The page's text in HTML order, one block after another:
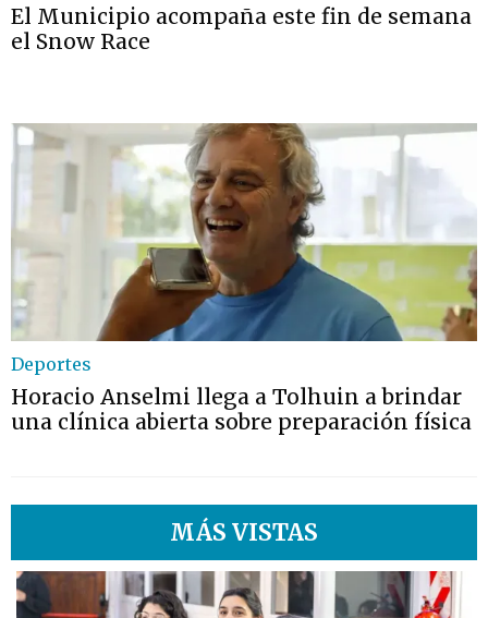
El Municipio acompaña este fin de semana
el Snow Race
Deportes
Horacio Anselmi llega a Tolhuin a brindar
una clínica abierta sobre preparación física
MÁS VISTAS
1